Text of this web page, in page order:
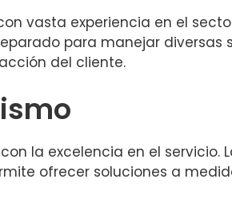
vasta experiencia en el
para manejar
del cliente.
la excelencia en el
ofrecer soluciones a